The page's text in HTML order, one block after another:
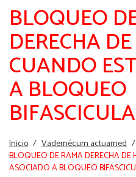
BLOQUEO
DERECHA
CUANDO
A BLOQUEO
Estás
aquí
Inicio / Vademécum actuamed /
BLOQUEO DE RAMA DERECHA DE
ASOCIADO A BLOQUEO